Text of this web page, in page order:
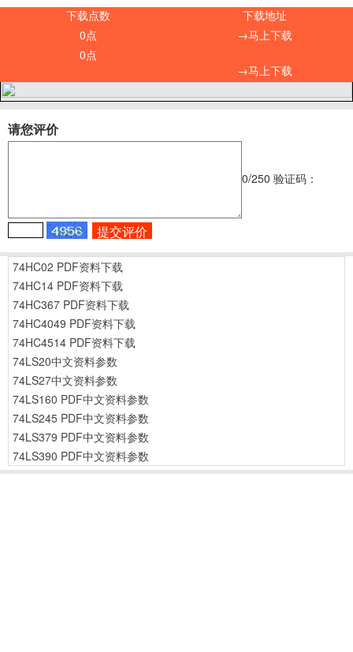
下载点数
下载地址
0点
→马上下载
0点
→马上下载
请您评价
0/250 验证码：
74HC02 PDF资料下载
74HC14 PDF资料下载
74HC367 PDF资料下载
74HC4049 PDF资料下载
74HC4514 PDF资料下载
74LS20中文资料参数
74LS27中文资料参数
74LS160 PDF中文资料参数
74LS245 PDF中文资料参数
74LS379 PDF中文资料参数
74LS390 PDF中文资料参数